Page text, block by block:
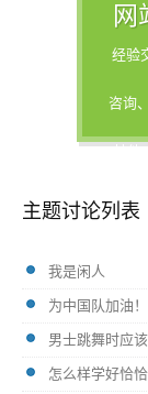
网
经验
咨询
其他
主题讨论列表
我是闲人
为中国队加油！
男士跳舞时应
怎么样学好恰恰